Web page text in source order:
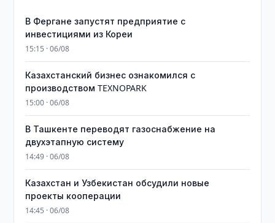
В Фергане запустят предприятие с
инвестициями из Кореи
15:15 · 06/08
Казахстанский бизнес ознакомился с
производством TEXNOPARK
15:00 · 06/08
В Ташкенте переводят газоснабжение на
двухэтапную систему
14:49 · 06/08
Казахстан и Узбекистан обсудили новые
проекты кооперации
14:45 · 06/08